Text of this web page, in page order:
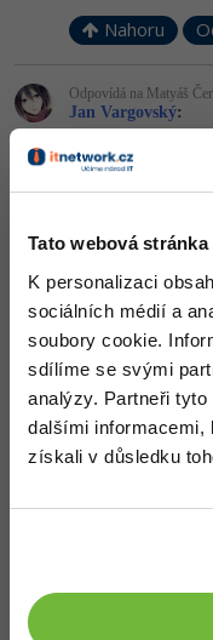
Tato webová
K personalizaci
sociálních médií a
soubory cookie.
sdílíme se svými
analýzy. Partneři
dalšími informacemi,
získali v důsledku
Marketing
WordPress
SEO
UX
Business
Copywriting
MS Office -
Time
Adobe
Adobe
Adobe XD
Adobe
Adobe
Blender -80%
Inkscape
Příběhy absolventů
Kariéra
Pro firmy
Nahoru
Odpovídá na Matyáš
Jan Vargovský:
Asi špatný obrázek,
Matyáš Černohous:
yay, tenhle by snad
Nahoru
Odpovídá na Matyáš
Jan Vargovský: